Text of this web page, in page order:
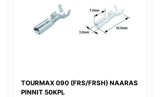
TOURMAX 090 (FRS/FRSH) NAARAS
PINNIT 50KPL